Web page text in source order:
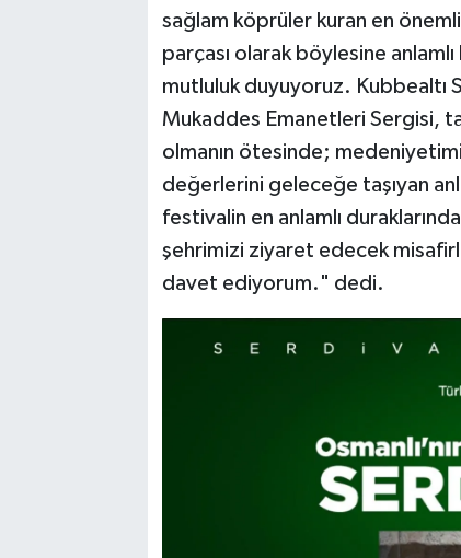
sağlam köprüler kuran en
parçası olarak böylesine
mutluluk duyuyoruz. Kubbealtı
Mukaddes Emanetleri Sergisi,
olmanın ötesinde;
değerlerini geleceğe taşıyan
festivalin en anlamlı
şehrimizi ziyaret edecek
davet ediyorum." dedi.